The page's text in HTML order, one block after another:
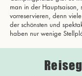
man in der Hauptsaison,
vorreservieren, denn
der schönsten und
haben nur wenige